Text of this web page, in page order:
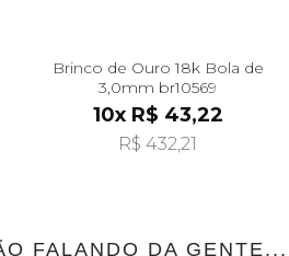
Brinco de Ouro 18k Bola de
3,0mm br10569
10x R$ 43,22
R$ 432,21
FALANDO DA GENTE...